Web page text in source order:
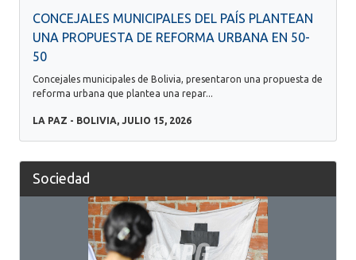
CONCEJALES MUNICIPALES DEL PAÍS PLANTEAN
UNA PROPUESTA DE REFORMA URBANA EN 50-
50
Concejales municipales de Bolivia, presentaron una propuesta de
reforma urbana que plantea una repar...
LA PAZ - BOLIVIA, JULIO 15, 2026
Sociedad